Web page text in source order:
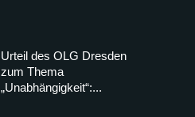
Urteil des OLG Dresden
zum Thema
„Unabhängigkeit“:...